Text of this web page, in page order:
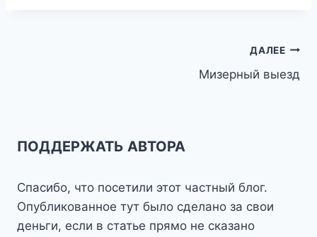
ДАЛЕЕ
Мизерный выезд
ПОДДЕРЖАТЬ АВТОРА
Спасибо, что посетили этот частный блог.
Опубликованное тут было сделано за свои
деньги, если в статье прямо не сказано